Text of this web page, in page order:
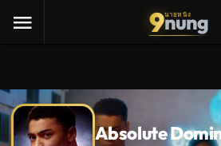
9นายหนัง
nung
Absolute